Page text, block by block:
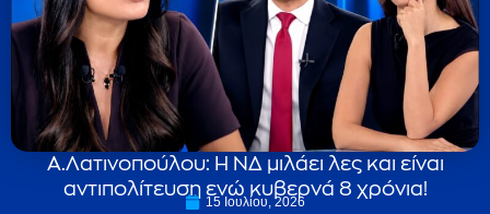
Α.Λατινοπούλου: Η ΝΔ μιλάει λες και είναι
αντιπολίτευση ενώ κυβερνά 8 χρόνια!
15 Ιουλίου, 2026